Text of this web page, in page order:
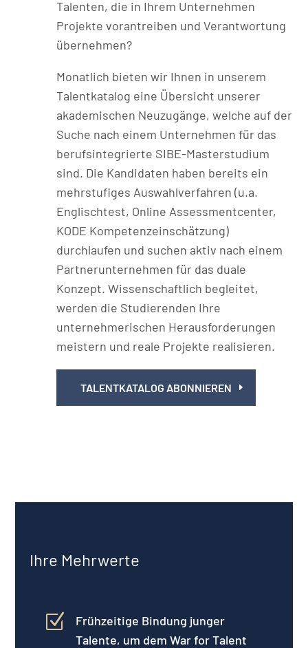
Talenten, die in Ihrem Unternehmen
Projekte vorantreiben und Verantwortung
übernehmen?
Monatlich bieten wir Ihnen in unserem
Talentkatalog eine Übersicht unserer
akademischen Neuzugänge, welche auf der
Suche nach einem Unternehmen für das
berufsintegrierte SIBE-Masterstudium
sind. Die Kandidaten haben bereits ein
mehrstufiges Auswahlverfahren (u.a.
Englischtest, Online Assessmentcenter,
KODE Kompetenzeinschätzung)
durchlaufen und suchen aktiv nach einem
Partnerunternehmen für das duale
Konzept. Wissenschaftlich begleitet,
werden die Studierenden Ihre
unternehmerischen Herausforderungen
meistern und reale Projekte realisieren.
TALENTKATALOG ABONNIEREN
Ihre Mehrwerte
Z
Frühzeitige Bindung junger
Talente, um dem War for Talent